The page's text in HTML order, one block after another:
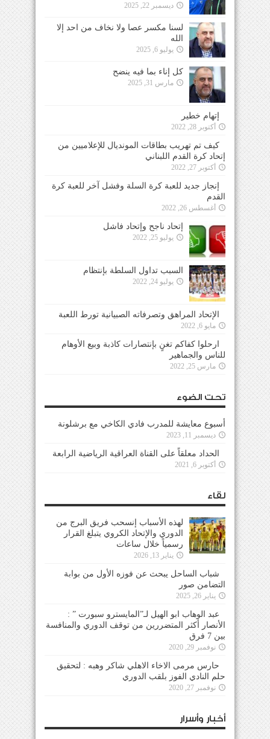
ديسمبر 22, 2025
لسنا مكسر عصا ولا نخاف من احد إلا
الله
يوليو 6, 2025
كل إناء بما فيه ينضح
مارس 31, 2025
إتهام خطير
أكتوبر 28, 2022
كيف تم تهريب بطاقات المونديال للإعلاميين من
إتحاد كرة القدم اللبناني
أكتوبر 27, 2022
إنجاز جديد للعبة كرة السلة وفشل آخر للعبة كرة
القدم
أغسطس 26, 2022
إتحاد ناجح وإتحاد فاشل
يوليو 25, 2022
السبب تداول السلطة بإنتظام
يوليو 24, 2022
الإتحاد المراهق وتصرفاته الصبيانية تورط اللعبة
مايو 6, 2022
ارحلوا كفاكم تغنٍ بإنتصارات كاذبة وبيع الأوهام
للناس والجماهير
مارس 25, 2022
تحت الضوء
أسبوع معايشة للمدرب فادي الكاخي مع برشلونة
ديسمبر 11, 2023
الحداد معلقاً على القناة العراقية الرياضية الرابعة
أكتوبر 6, 2021
لقاء
لهذه الأسباب إنسحب فريق البرج من
الدوري والإتحاد الكروي يتبلغ القرار
رسمياً خلال ساعات
يناير 13, 2026
شباب الساحل يبحث عن فوزه الأول من بوابة
التضامن صور
يناير 26, 2025
عبد الوهاب ابو الهيل لـ”المايسترو سبورت ” :
الأنصار أكثر المتضررين من توقف الدوري والمنافسة
بين 7 فرق
نوفمبر 29, 2020
حارس مرمى الاخاء الاهلي شاكر وهبه : لتحقيق
حلم النادي الفوز بلقب الدوري
نوفمبر 27, 2020
أخبار وأسرار